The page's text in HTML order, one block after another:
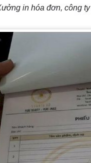
in hóa đơn, công